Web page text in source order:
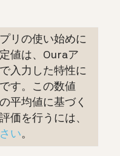
リの使い始めに
値は、Ouraア
で入力した特性に
す。この数値
平均値に基づく
価を行うには、
い。